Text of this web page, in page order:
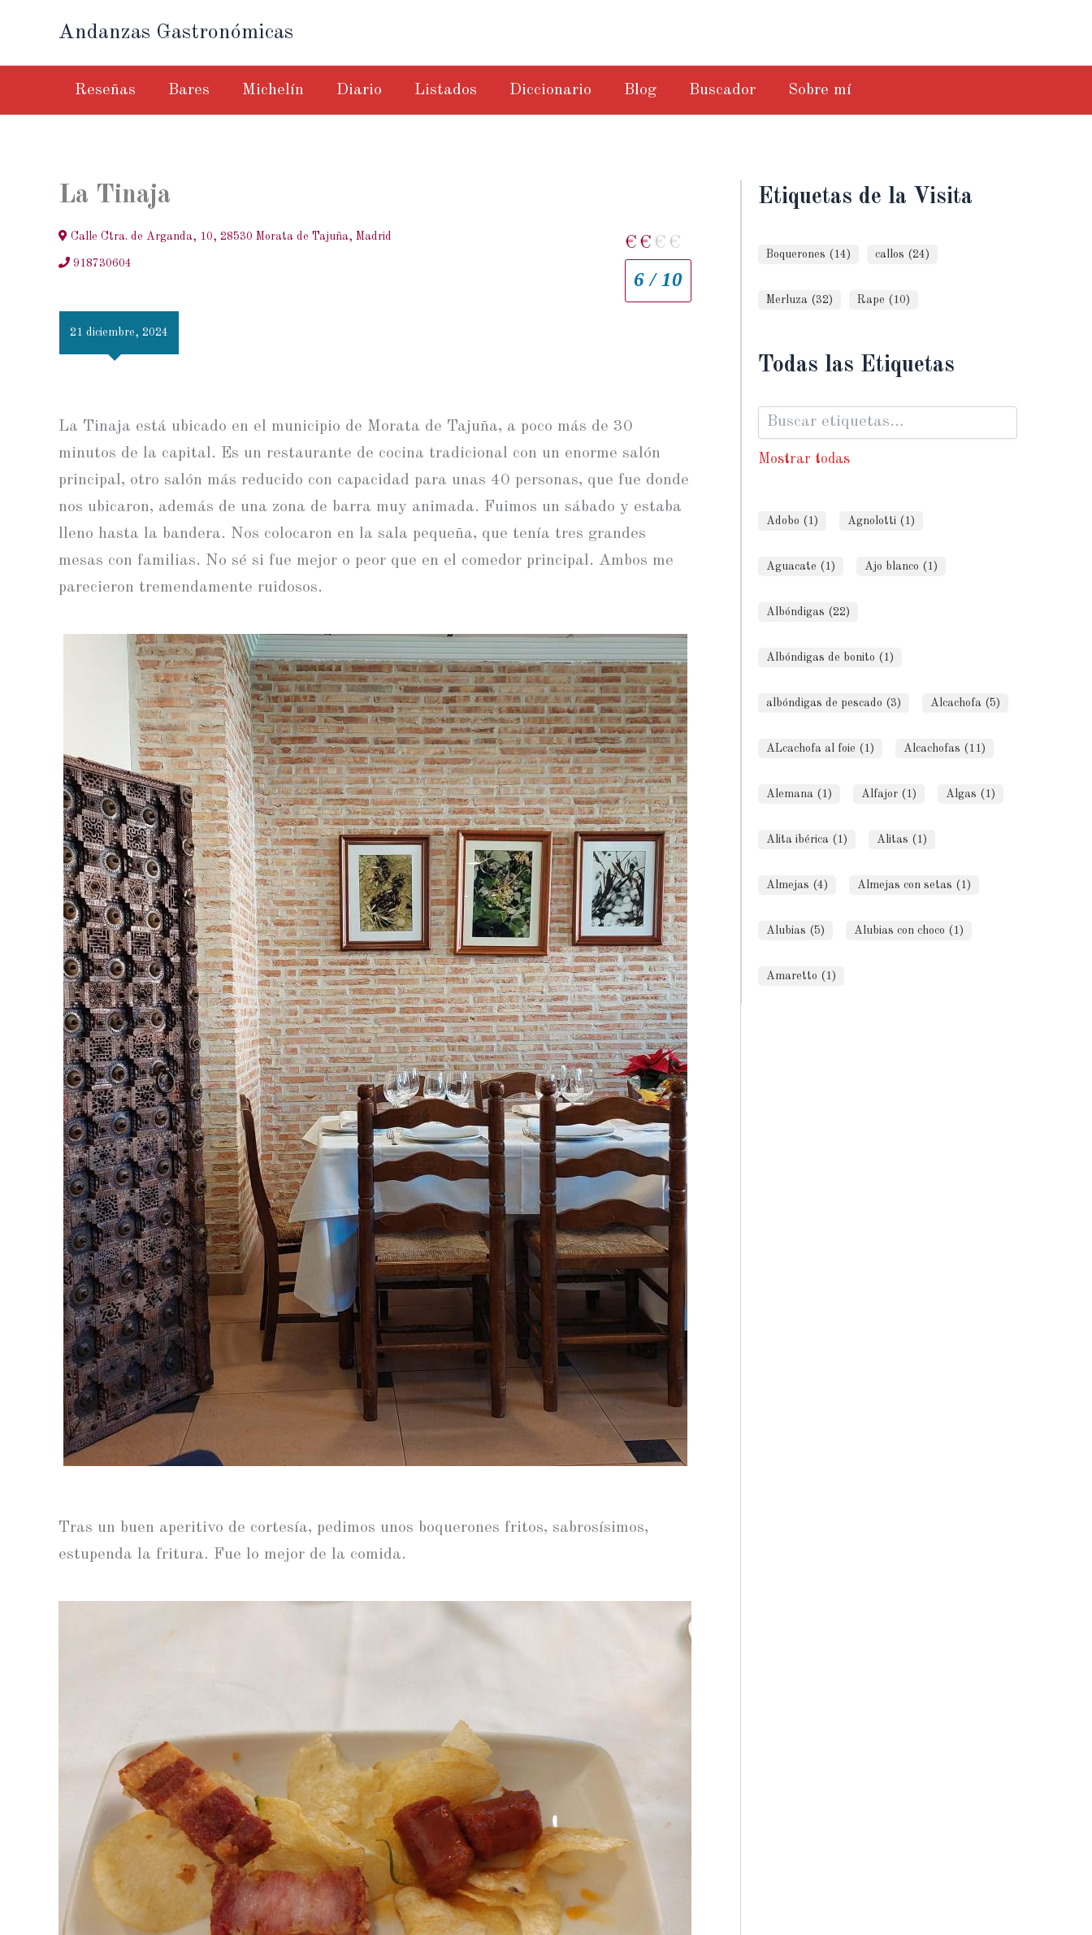
contenido
Andanzas Gastronómicas
Reseñas Bares Michelín Diario Listados Diccionario Blog Buscador Sobre mí
La Tinaja
Calle Ctra. de Arganda, 10, 28530 Morata de Tajuña, Madrid
918730604
€ € € €
6 / 10
21 diciembre, 2024
La Tinaja está ubicado en el municipio de Morata de Tajuña, a poco más de 30
minutos de la capital. Es un restaurante de cocina tradicional con un enorme salón
principal, otro salón más reducido con capacidad para unas 40 personas, que fue donde
nos ubicaron, además de una zona de barra muy animada. Fuimos un sábado y estaba
lleno hasta la bandera. Nos colocaron en la sala pequeña, que tenía tres grandes
mesas con familias. No sé si fue mejor o peor que en el comedor principal. Ambos me
parecieron tremendamente ruidosos.
Tras un buen aperitivo de cortesía, pedimos unos boquerones fritos, sabrosísimos,
estupenda la fritura. Fue lo mejor de la comida.
Etiquetas de la Visita
Boquerones (14) callos (24)
Merluza (32) Rape (10)
Todas las Etiquetas
Mostrar todas
Adobo (1) Agnolotti (1)
Aguacate (1) Ajo blanco (1)
Albóndigas (22)
Albóndigas de bonito (1)
albóndigas de pescado (3) Alcachofa (5)
ALcachofa al foie (1) Alcachofas (11)
Alemana (1) Alfajor (1) Algas (1)
Alita ibérica (1) Alitas (1)
Almejas (4) Almejas con setas (1)
Alubias (5) Alubias con choco (1)
Amaretto (1)